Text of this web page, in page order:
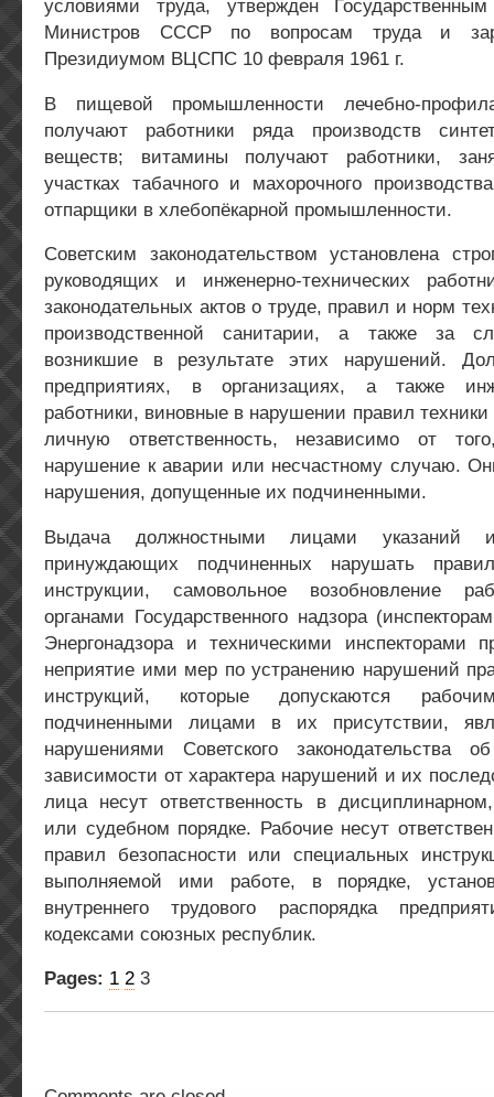
условиями труда, утвержден
Министров СССР по вопросам труда и
Президиумом ВЦСПС 10 февраля 1961 г.
В пищевой промышленности лечебно-
получают работники ряда производств
веществ; витамины получают работники,
участках табачного и махорочного
отпарщики в хлебопёкарной промышленности.
Советским законодательством установлена
руководящих и инженерно-технических
законодательных актов о труде, правил и норм
производственной санитарии, а также за
возникшие в результате этих нарушений.
предприятиях, в организациях, а также
работники, виновные в нарушении правил техники
личную ответственность, независимо от
нарушение к аварии или несчастному случаю.
нарушения, допущенные их подчиненными.
Выдача должностными лицами указаний
принуждающих подчиненных нарушать
инструкции, самовольное возобновление
органами Государственного надзора
Энергонадзора и техническими инспекторами
неприятие ими мер по устранению нарушений
инструкций, которые допускаются
подчиненными лицами в их присутствии,
нарушениями Советского законодательства
зависимости от характера нарушений и их
лица несут ответственность в
или судебном порядке. Рабочие несут
правил безопасности или специальных
выполняемой ими работе, в порядке,
внутреннего трудового распорядка
кодексами союзных республик.
Pages: 1 2 3